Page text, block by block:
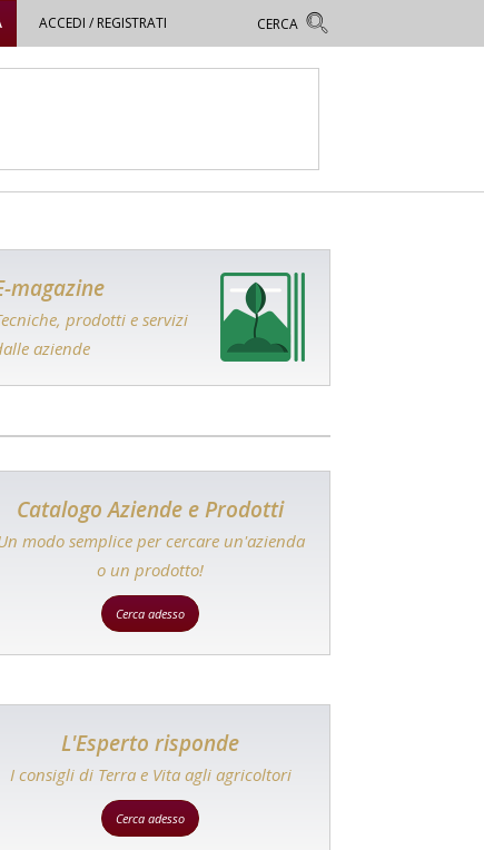
ACCEDI / REGISTRATI
magazine
prodotti e servizi
aziende
Catalogo Aziende e Prodotti
modo semplice per cercare un'azienda
o un prodotto!
Cerca adesso
L'Esperto risponde
I consigli di Terra e Vita agli agricoltori
Cerca adesso